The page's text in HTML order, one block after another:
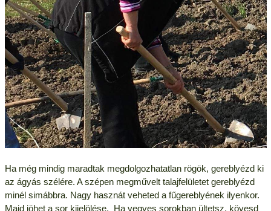
Ha még mindig maradtak megdolgozhatatlan rögök, gereblyézd ki
az ágyás szélére. A szépen megművelt talajfelületet gereblyézd
minél simábbra. Nagy hasznát veheted a fűgereblyének ilyenkor.
Majd jöhet a sor kijelölése. Ha vegyes sorokban ültetsz, kövesd